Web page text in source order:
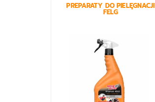
PREPARATY DO PIELĘGNACJI
FELG